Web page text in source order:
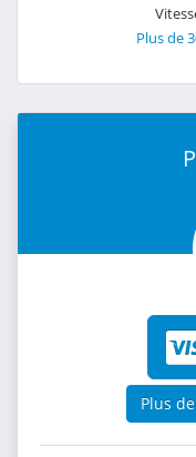
Plus de
Plus